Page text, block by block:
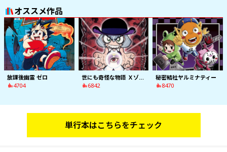
オススメ作品
放課後幽霊 ゼロ
4704
世にも奇怪な物語 Ｘゾーン
6842
秘密結社ヤルミナティー
8470
単行本はこちらをチェック